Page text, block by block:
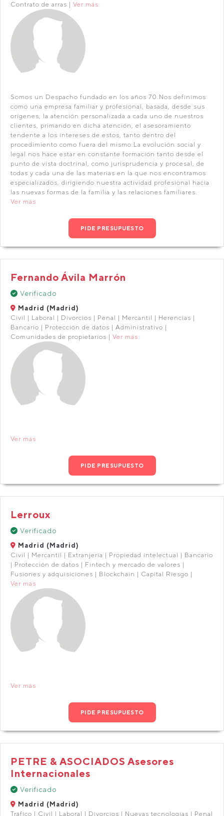
Contrato de arras | Ver más
Somos un Despacho fundado en los años 70.Nos definimos
como una empresa familiar y profesional, basada, desde sus
orígenes, la atención personalizada a cada uno de nuestros
clientes, primando en dicha atención, el asesoramiento
tendente a los intereses de estos, tanto dentro del
procedimiento como fuera del mismo.La evolución social y
legal nos hace estar en constante formación tanto desde el
punto de vista doctrinal, como jurisprudencia y procesal, de
todas y cada una de las materias en la que nos encontramos
especializados, dirigiendo nuestra actividad profesional hacia
las nuevas formas de la familia y las relaciones familiares.
Ver más
PIDE PRESUPUESTO
Fernando Ávila Marrón
Verificado
Madrid (Madrid)
Civil | Laboral | Divorcios | Penal | Mercantil | Herencias |
Bancario | Protección de datos | Administrativo |
Comunidades de propietarios | Ver más
Ver más
PIDE PRESUPUESTO
Lerroux
Verificado
Madrid (Madrid)
Civil | Mercantil | Extranjería | Propiedad intelectual | Bancario
| Protección de datos | Fintech y mercado de valores |
Fusiones y adquisiciones | Blockchain | Capital Riesgo |
Ver más
Ver más
PIDE PRESUPUESTO
PETRE & ASOCIADOS Asesores
Internacionales
Verificado
Madrid (Madrid)
Tráfico | Civil | Laboral | Divorcios | Nuevas tecnologías | Penal